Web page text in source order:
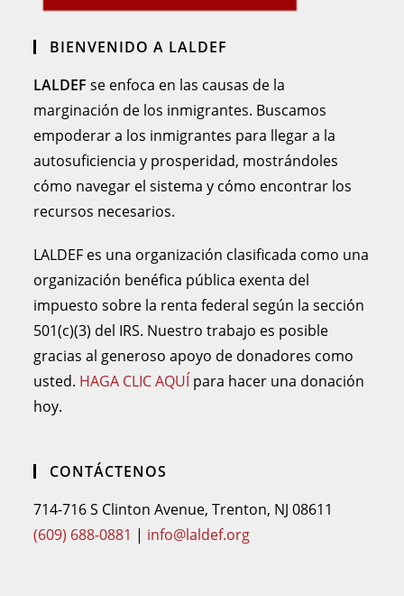
BIENVENIDO A LALDEF
LALDEF se enfoca en las causas de la
marginación de los inmigrantes. Buscamos
empoderar a los inmigrantes para llegar a la
autosuficiencia y prosperidad, mostrándoles
cómo navegar el sistema y cómo encontrar los
recursos necesarios.
LALDEF es una organización clasificada como una
organización benéfica pública exenta del
impuesto sobre la renta federal según la sección
501(c)(3) del IRS. Nuestro trabajo es posible
gracias al generoso apoyo de donadores como
usted. HAGA CLIC AQUÍ para hacer una donación
hoy.
CONTÁCTENOS
714-716 S Clinton Avenue, Trenton, NJ 08611
(609) 688-0881 | info@laldef.org